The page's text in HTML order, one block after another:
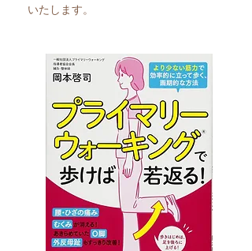
いたします。